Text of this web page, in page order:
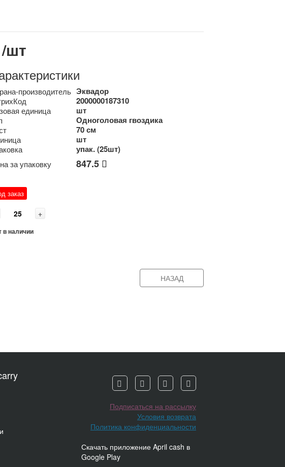
/шт
производитель Эквадор
2000000187310
единица шт
Одноголовая гвоздика
70 см
шт
упак. (25шт)
за упаковку 847.5
заказ
+
в наличии
НАЗАД
Подписаться на рассылку
Условия возврата
Политика конфиденциальности
Скачать приложение April cash в
Google Play